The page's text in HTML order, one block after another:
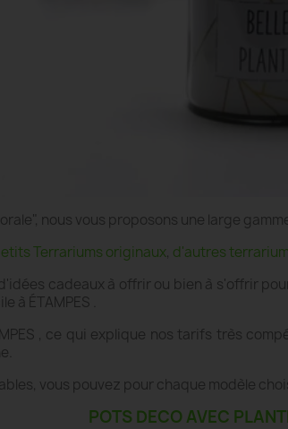
nous vous proposons une large
Terrariums originaux, d'autres
cadeaux à offrir ou bien à s'offrir
à ÉTAMPES .
, ce qui explique nos tarifs très
vous pouvez pour chaque modèle
POTS DECO AVEC